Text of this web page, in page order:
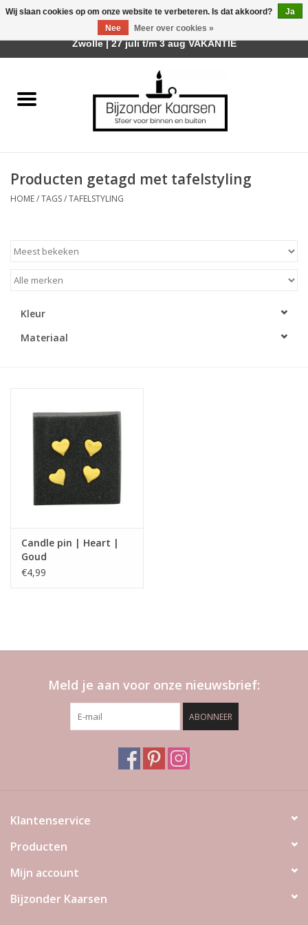
Räder Design Stories
Geurkaarsen
LED Kaarsen
Relatiegeschenken & Bedankjes
Huisparfums
Merken
Producten getagd met tafelstyling
HOME/TAGS/TAFELSTYLING
Kleur
Materiaal
Candle pin | Heart |
Goud
€4,99
Meld je aan voor onze nieuwsbrief:
ABONNEER
Klantenservice
Producten
Mijn account
Bijzonder Kaarsen
Wij slaan cookies op om onze website te verbeteren. Is dat akkoord?
Ja
Nee
Meer over cookies »
Afhalen is mogelijk bij mijn winkel Trotz | Belvederelaan 107
Zwolle | 27 juli t/m 3 aug VAKANTIE